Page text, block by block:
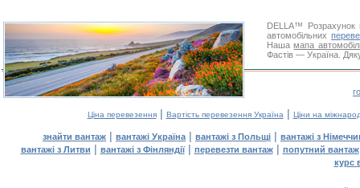
DELLA™
Розрахунок
автомобільних
Нашамапа
Фастів — Україна.
Ціна перевезення| Вартість перевезення Україна | Ціни на
знайти вантаж | вантажі Україна | вантажі з Польщі | вантажі з
вантажі з Литви | вантажі з Фінляндії| перевезти вантаж| попутний вантаж
курс